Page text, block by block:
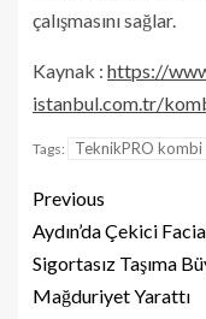
çalışmasını sağlar.
Kaynak : https://
istanbul.com.tr/
Tags: TeknikPRO kombi
Previous
Aydın’da Çekici
Sigortasız Taşıma
Mağduriyet Yarattı